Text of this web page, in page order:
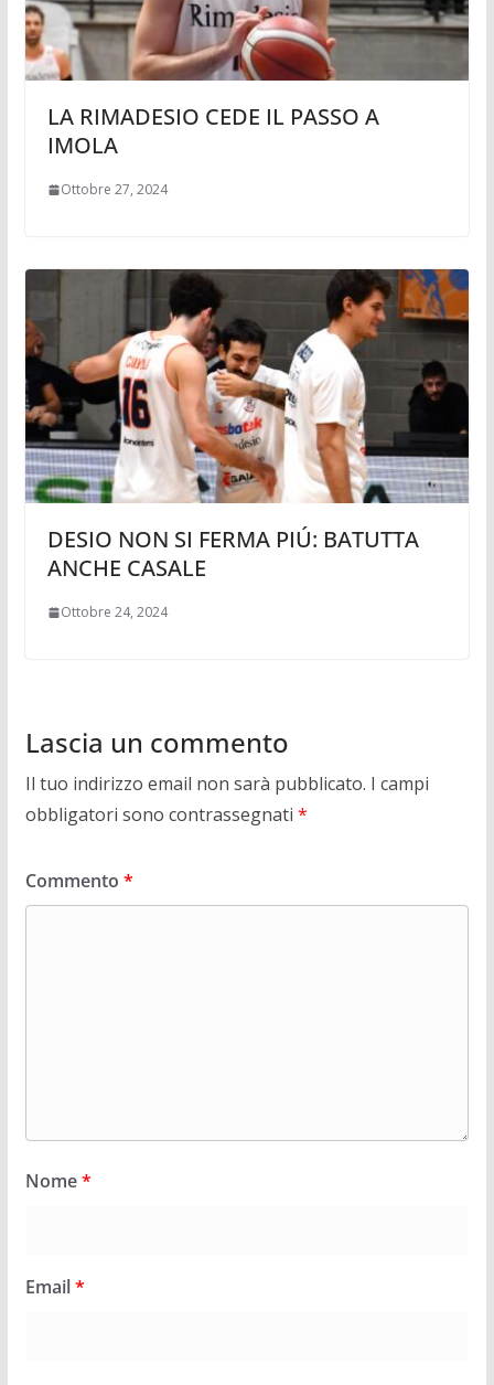
LA RIMADESIO CEDE IL PASSO A
IMOLA
Ottobre 27, 2024
DESIO NON SI FERMA PIÚ: BATUTTA
ANCHE CASALE
Ottobre 24, 2024
Lascia un commento
Il tuo indirizzo email non sarà pubblicato. I campi
obbligatori sono contrassegnati *
Commento *
Nome*
Email*